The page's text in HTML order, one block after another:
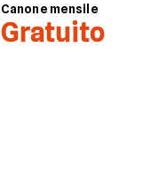
Canone mensile
Gratuito